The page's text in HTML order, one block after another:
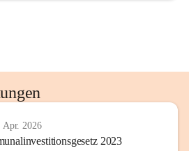
2026
2023